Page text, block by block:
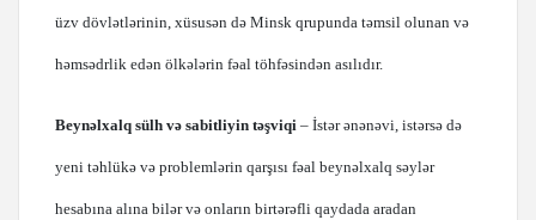
üzv dövlətlərinin, xüsusən də Minsk qrupunda təmsil olunan və
həmsədrlik edən ölkələrin fəal töhfəsindən asılıdır.
Beynəlxalq sülh və sabitliyin təşviqi – İstər ənənəvi, istərsə də
yeni təhlükə və problemlərin qarşısı fəal beynəlxalq səylər
hesabına alına bilər və onların birtərəfli qaydada aradan